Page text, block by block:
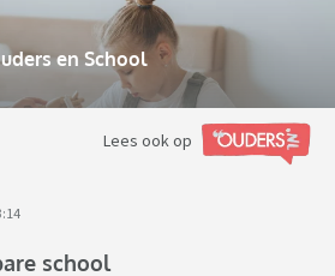
en School
Lees ook op
school